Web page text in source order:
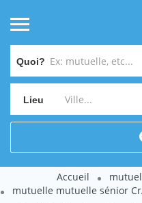
Quoi?
Lieu
Accueil
mutuelle mutuelle sénior